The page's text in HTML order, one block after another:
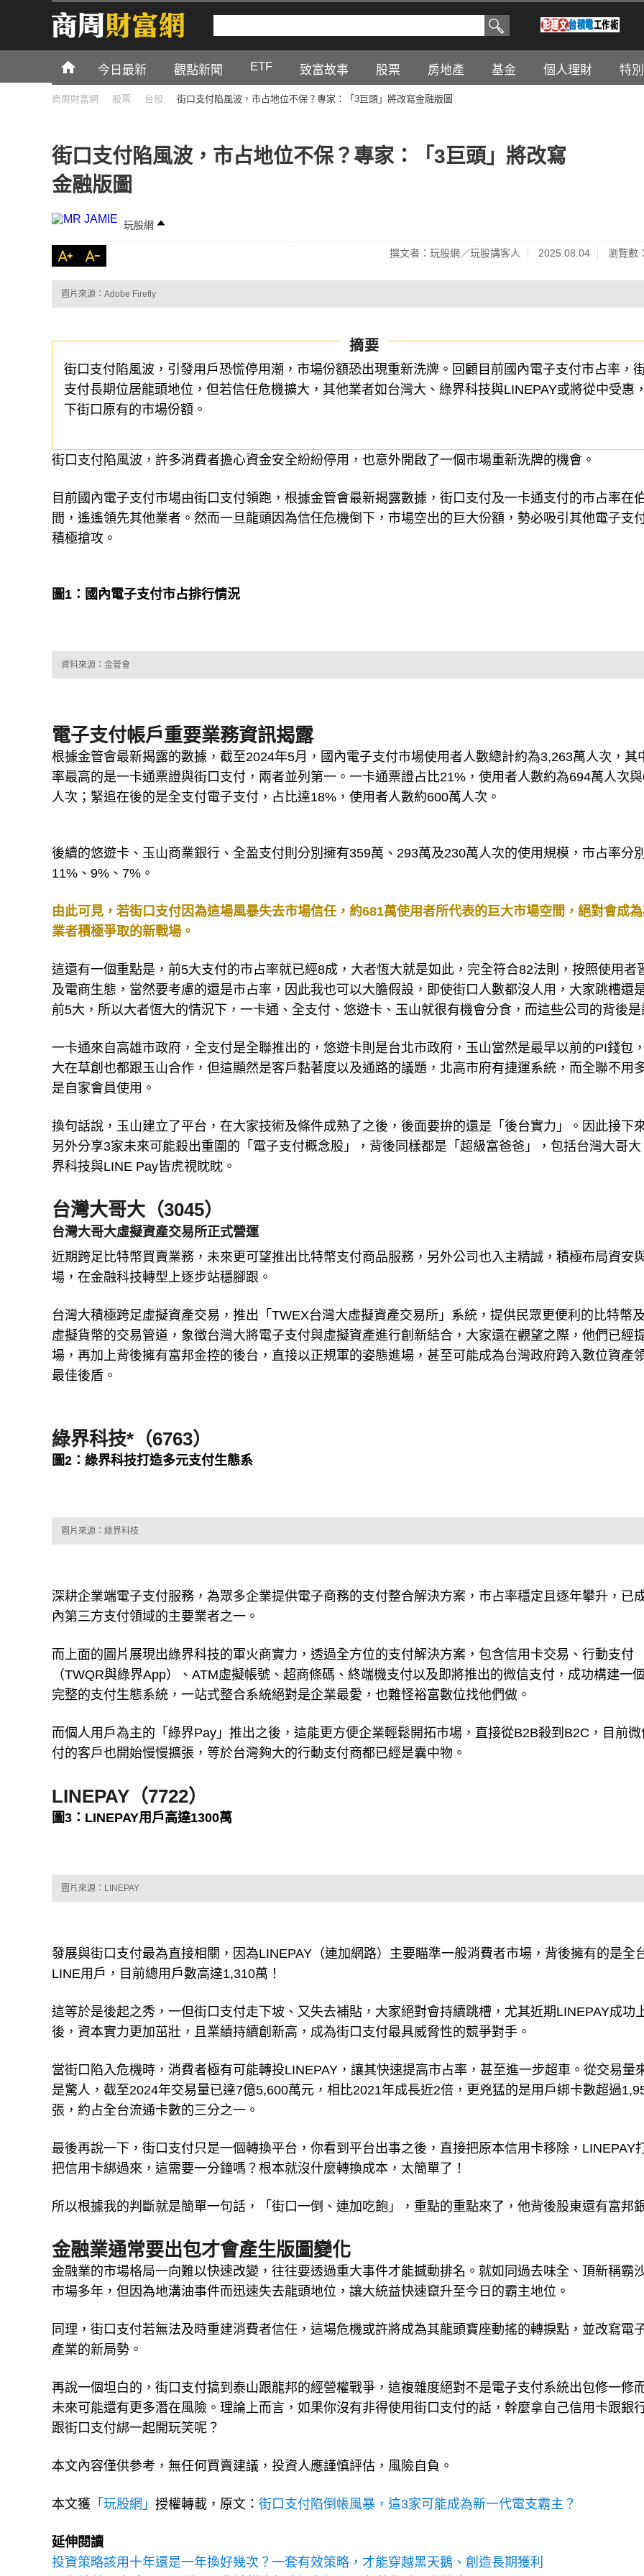
今日最新 觀點新聞 ETF 致富故事 股票 房地產 基金 個人理財 特
商周財富網 股票 台股 街口支付陷風波，市占地位不保？專家：「3巨頭」將改寫金融版圖
街口支付陷風波，市占地位不保？專家：「3巨頭」將改寫
金融版圖
玩股網
撰文者：玩股網／玩股講客人 2025.08.04 瀏覽數
圖片來源：Adobe Firefly
摘要
街口支付陷風波，引發用戶恐慌停用潮，市場份額恐出現重新洗牌。回顧目前國內電子支付市占率，
支付長期位居龍頭地位，但若信任危機擴大，其他業者如台灣大、綠界科技與LINEPAY或將從中受惠
下街口原有的市場份額。
街口支付陷風波，許多消費者擔心資金安全紛紛停用，也意外開啟了一個市場重新洗牌的機會。
目前國內電子支付市場由街口支付領跑，根據金管會最新揭露數據，街口支付及一卡通支付的市占率在
間，遙遙領先其他業者。然而一旦龍頭因為信任危機倒下，市場空出的巨大份額，勢必吸引其他電子支
積極搶攻。
圖1：國內電子支付市占排行情況
資料來源：金管會
電子支付帳戶重要業務資訊揭露
根據金管會最新揭露的數據，截至2024年5月，國內電子支付市場使用者人數總計約為3,263萬人次，其
率最高的是一卡通票證與街口支付，兩者並列第一。一卡通票證占比21%，使用者人數約為694萬人次
人次；緊追在後的是全支付電子支付，占比達18%，使用者人數約600萬人次。
後續的悠遊卡、玉山商業銀行、全盈支付則分別擁有359萬、293萬及230萬人次的使用規模，市占率分
11%、9%、7%。
由此可見，若街口支付因為這場風暴失去市場信任，約681萬使用者所代表的巨大市場空間，絕對會成
業者積極爭取的新戰場。
這還有一個重點是，前5大支付的市占率就已經8成，大者恆大就是如此，完全符合82法則，按照使用者
及電商生態，當然要考慮的還是市占率，因此我也可以大膽假設，即使街口人數都沒人用，大家跳槽還
前5大，所以大者恆大的情況下，一卡通、全支付、悠遊卡、玉山就很有機會分食，而這些公司的背後是
一卡通來自高雄市政府，全支付是全聯推出的，悠遊卡則是台北市政府，玉山當然是最早以前的PI錢包
大在草創也都跟玉山合作，但這顯然是客戶黏著度以及通路的議題，北高市府有捷運系統，而全聯不用
是自家會員使用。
換句話說，玉山建立了平台，在大家技術及條件成熟了之後，後面要拚的還是「後台實力」。因此接下
另外分享3家未來可能殺出重圍的「電子支付概念股」，背後同樣都是「超級富爸爸」，包括台灣大哥大
界科技與LINE Pay皆虎視眈眈。
台灣大哥大（3045）
台灣大哥大虛擬資產交易所正式營運
近期跨足比特幣買賣業務，未來更可望推出比特幣支付商品服務，另外公司也入主精誠，積極布局資安
場，在金融科技轉型上逐步站穩腳跟。
台灣大積極跨足虛擬資產交易，推出「TWEX台灣大虛擬資產交易所」系統，提供民眾更便利的比特幣
虛擬貨幣的交易管道，象徵台灣大將電子支付與虛擬資產進行創新結合，大家還在觀望之際，他們已經
場，再加上背後擁有富邦金控的後台，直接以正規軍的姿態進場，甚至可能成為台灣政府跨入數位資產
最佳後盾。
綠界科技*（6763）
圖2：綠界科技打造多元支付生態系
圖片來源：綠界科技
深耕企業端電子支付服務，為眾多企業提供電子商務的支付整合解決方案，市占率穩定且逐年攀升，已
內第三方支付領域的主要業者之一。
而上面的圖片展現出綠界科技的軍火商實力，透過全方位的支付解決方案，包含信用卡交易、行動支付
（TWQR與綠界App）、ATM虛擬帳號、超商條碼、終端機支付以及即將推出的微信支付，成功構建一
完整的支付生態系統，一站式整合系統絕對是企業最愛，也難怪裕富數位找他們做。
而個人用戶為主的「綠界Pay」推出之後，這能更方便企業輕鬆開拓市場，直接從B2B殺到B2C，目前微
付的客戶也開始慢慢擴張，等於台灣夠大的行動支付商都已經是囊中物。
LINEPAY（7722）
圖3：LINEPAY用戶高達1300萬
圖片來源：LINEPAY
發展與街口支付最為直接相關，因為LINEPAY（連加網路）主要瞄準一般消費者市場，背後擁有的是全
LINE用戶，目前總用戶數高達1,310萬！
這等於是後起之秀，一但街口支付走下坡、又失去補貼，大家絕對會持續跳槽，尤其近期LINEPAY成功
後，資本實力更加茁壯，且業績持續創新高，成為街口支付最具威脅性的競爭對手。
當街口陷入危機時，消費者極有可能轉投LINEPAY，讓其快速提高市占率，甚至進一步超車。從交易量
是驚人，截至2024年交易量已達7億5,600萬元，相比2021年成長近2倍，更兇猛的是用戶綁卡數超過
張，約占全台流通卡數的三分之一。
最後再說一下，街口支付只是一個轉換平台，你看到平台出事之後，直接把原本信用卡移除，LINEPAY
把信用卡綁過來，這需要一分鐘嗎？根本就沒什麼轉換成本，太簡單了！
所以根據我的判斷就是簡單一句話，「街口一倒、連加吃飽」，重點的重點來了，他背後股東還有富邦
金融業通常要出包才會產生版圖變化
金融業的市場格局一向難以快速改變，往往要透過重大事件才能撼動排名。就如同過去味全、頂新稱霸
市場多年，但因為地溝油事件而迅速失去龍頭地位，讓大統益快速竄升至今日的霸主地位。
同理，街口支付若無法及時重建消費者信任，這場危機或許將成為其龍頭寶座動搖的轉捩點，並改寫電
產業的新局勢。
再說一個坦白的，街口支付搞到泰山跟龍邦的經營權戰爭，這複雜度絕對不是電子支付系統出包修一修
未來可能還有更多潛在風險。理論上而言，如果你沒有非得使用街口支付的話，幹麼拿自己信用卡跟銀
跟街口支付綁一起開玩笑呢？
本文內容僅供參考，無任何買賣建議，投資人應謹慎評估，風險自負。
本文獲 「玩股網」 授權轉載，原文： 街口支付陷倒帳風暴，這3家可能成為新一代電支霸主？
延伸閱讀
投資策略該用十年還是一年換好幾次？一套有效策略，才能穿越黑天鵝、創造長期獲利